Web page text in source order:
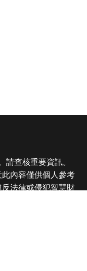
查核重要資訊。
內容僅供個人參考
法律或侵犯智慧財